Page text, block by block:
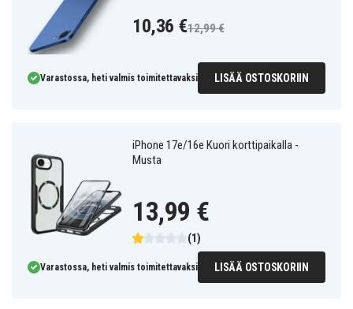
10,36 €12,99 €
Varastossa, heti valmis toimitettavaksi LISÄÄ OSTOSKORIIN
iPhone 17e/16e Kuori korttipaikalla -
Musta
(1)
13,99 €
Varastossa, heti valmis toimitettavaksi LISÄÄ OSTOSKORIIN